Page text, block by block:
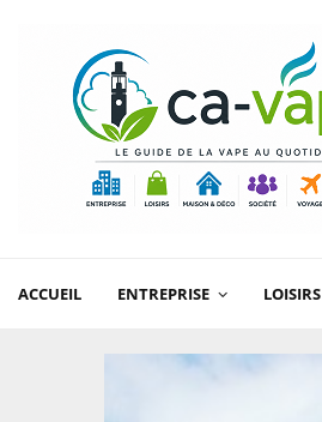
ACCUEIL ENTREPRISE LOISIRS